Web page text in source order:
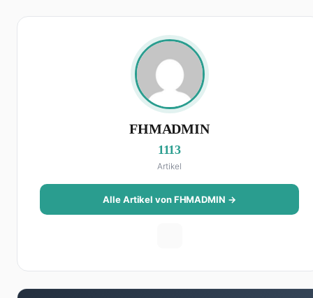
FHMADMIN
1113
Artikel
Alle Artikel von FHMADMIN →